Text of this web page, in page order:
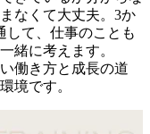
なくて大丈夫。3か
して、仕事のことも
緒に考えます。
働き方と成長の道
境です。